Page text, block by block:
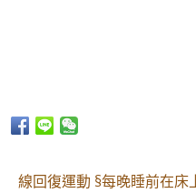
線回復運動 §每晚睡前在床